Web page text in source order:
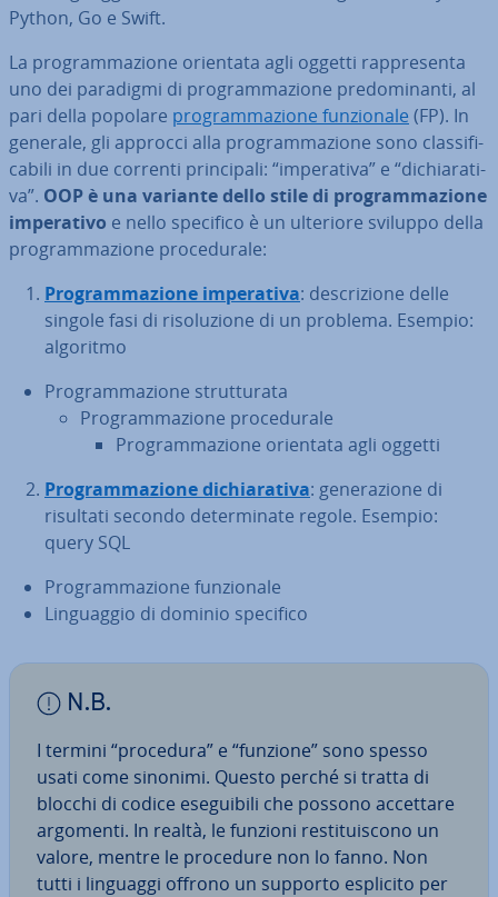
Python, Go e Swift.
La pro­gram­ma­zio­ne orientata agli oggetti rap­pre­sen­ta
uno dei paradigmi di pro­gram­ma­zio­ne pre­do­mi­nan­ti, al
pari della popolare pro­gram­ma­zio­ne fun­zio­na­le (FP). In
generale, gli approcci alla pro­gram­ma­zio­ne sono clas­si­fi­
ca­bi­li in due correnti prin­ci­pa­li: “im­pe­ra­ti­va” e “di­chia­ra­ti­
va”. OOP è una variante dello stile di pro­gram­ma­zio­ne
im­pe­ra­ti­vo e nello specifico è un ulteriore sviluppo della
pro­gram­ma­zio­ne pro­ce­du­ra­le:
Pro­gram­ma­zio­ne im­pe­ra­ti­va: de­scri­zio­ne delle
singole fasi di ri­so­lu­zio­ne di un problema. Esempio:
algoritmo
Pro­gram­ma­zio­ne strut­tu­ra­ta
Pro­gram­ma­zio­ne pro­ce­du­ra­le
Pro­gram­ma­zio­ne orientata agli oggetti
Pro­gram­ma­zio­ne di­chia­ra­ti­va: ge­ne­ra­zio­ne di
risultati secondo de­ter­mi­na­te regole. Esempio:
query SQL
Pro­gram­ma­zio­ne fun­zio­na­le
Lin­guag­gio di dominio specifico
N.B.
I termini “procedura” e “funzione” sono spesso
usati come sinonimi. Questo perché si tratta di
blocchi di codice ese­gui­bi­li che possono accettare
argomenti. In realtà, le funzioni re­sti­tui­sco­no un
valore, mentre le procedure non lo fanno. Non
tutti i linguaggi offrono un supporto esplicito per